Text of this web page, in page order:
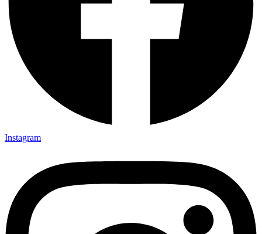
Instagram